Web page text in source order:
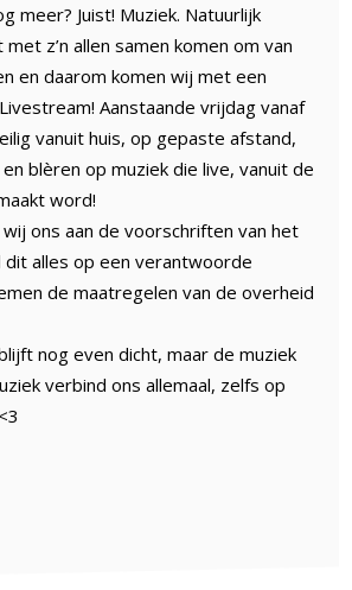
meer? Juist! Muziek. Natuurlijk
z’n allen samen komen om van
en daarom komen wij met een
Aanstaande vrijdag vanaf
vanuit huis, op gepaste afstand,
blèren op muziek die live, vanuit de
word!
ons aan de voorschriften van het
dit alles op een verantwoorde
de maatregelen van de overheid
nog even dicht, maar de muziek
verbind ons allemaal, zelfs op